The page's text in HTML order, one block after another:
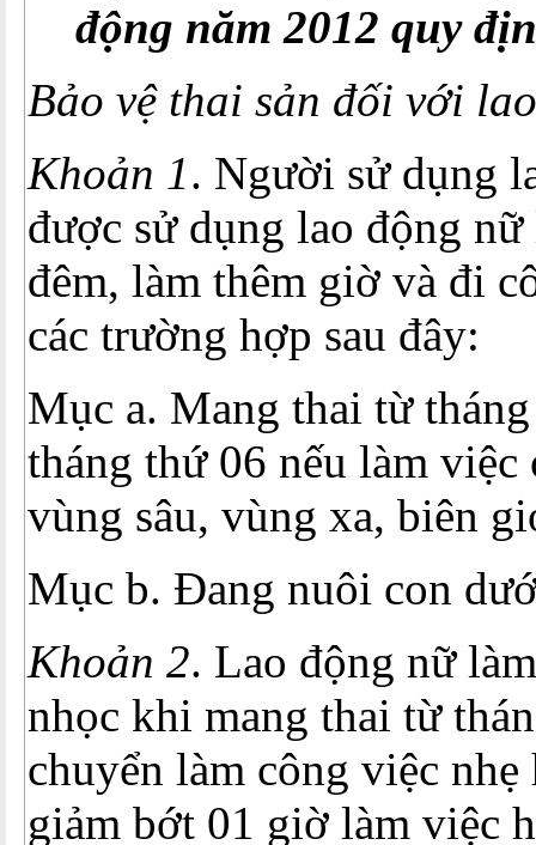
động năm 2012 quy
Bảo vệ thai sản đối với
Khoản 1. Người sử dụng
được sử dụng lao động
đêm, làm thêm giờ và đi
các trường hợp sau đây:
Mục a. Mang thai từ
tháng thứ 06 nếu làm việc
vùng sâu, vùng xa, biên
Mục b. Đang nuôi con
Khoản 2. Lao động nữ
nhọc khi mang thai từ
chuyển làm công việc
giảm bớt 01 giờ làm việc